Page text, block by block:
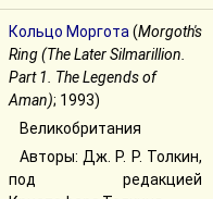
Кольцо Моргота(Morgoth's
Ring (The Later Silmarillion.
Part 1. The Legends of
Aman); 1993)
Великобритания
Авторы: Дж. Р. Р. Толкин,
под редакцией